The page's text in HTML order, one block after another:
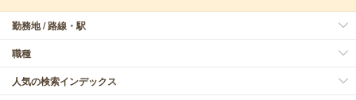
勤務地 / 路線・駅
職種
人気の検索インデックス